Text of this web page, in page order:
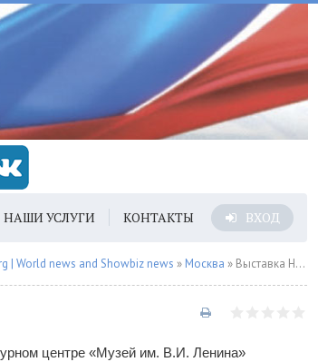
НАШИ УСЛУГИ КОНТАКТЫ ВХОД
| World news and Showbiz news » Москва » Выставка Наш Парфенон
центре «Музей им. В.И. Ленина»